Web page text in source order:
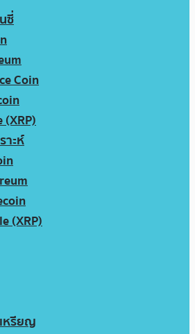
ซี่
Coin
(XRP)
าะห์
(XRP)
หรียญ